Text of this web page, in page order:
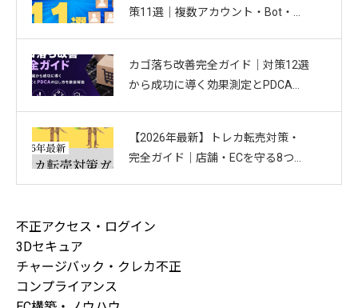
策11選｜複数アカウント・Bot・捨
カゴ落ち改善完全ガイド｜対策12選
から成功に導く効果測定とPDCAの
【2026年最新】トレカ転売対策・
完全ガイド｜店舗・ECを守る8つの
不正アクセス・ログイン
3Dセキュア
チャージバック・クレカ不正
コンプライアンス